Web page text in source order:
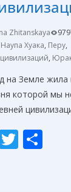
Zhitanskaya
Наупа Хуака, Перу,
,
на Земле жила
которой мы
T